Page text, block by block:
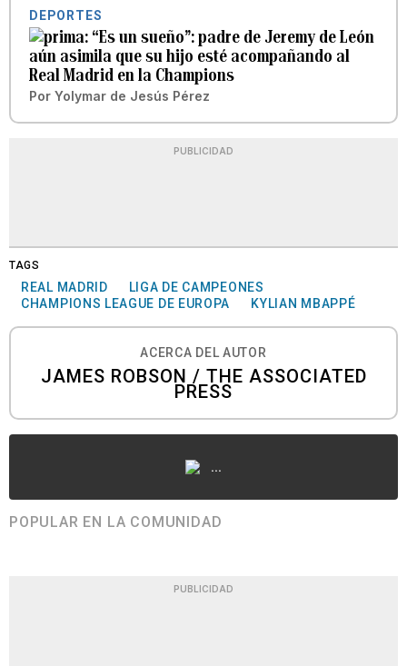
DEPORTES
“Es un sueño”: padre de Jeremy de León
aún asimila que su hijo esté acompañando al
Real Madrid en la Champions
Por Yolymar de Jesús Pérez
PUBLICIDAD
TAGS
REAL MADRID
LIGA DE CAMPEONES
CHAMPIONS LEAGUE DE EUROPA
KYLIAN MBAPPÉ
ACERCA DEL AUTOR
JAMES ROBSON / THE ASSOCIATED
PRESS
...
POPULAR EN LA COMUNIDAD
PUBLICIDAD